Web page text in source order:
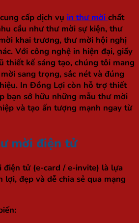
cấp dịch vụ in thư mời chất
cầu như thư mời sự kiện, thư
khai trương, thư mời hội nghị
Với công nghệ in hiện đại, giấy
thiết kế sáng tạo, chúng tôi mang
sang trọng, sắc nét và đúng
In Đồng Lợi còn hỗ trợ thiết
bạn sở hữu những mẫu thư mời
và tạo ấn tượng mạnh ngay từ
mời điện tử
điện tử (e-card / e-invite) là lựa
lợi, đẹp và dễ chia sẻ qua mạng